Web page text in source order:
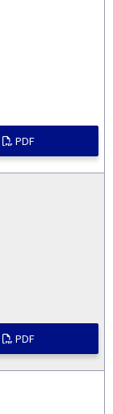
PDF
PDF